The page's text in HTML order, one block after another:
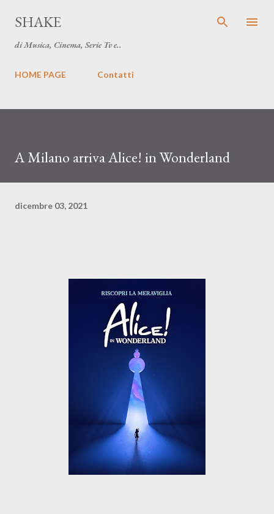
SHAKE
di Musica, Cinema, Serie Tv e..
HOME PAGE Contatti
A Milano arriva Alice! in Wonderland
dicembre 03, 2021